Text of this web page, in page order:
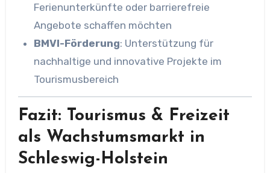
Ferienunterkünfte oder barrierefreie
Angebote schaffen möchten
BMVI-Förderung: Unterstützung für
nachhaltige und innovative Projekte im
Tourismusbereich
Fazit: Tourismus & Freizeit
als Wachstumsmarkt in
Schleswig-Holstein